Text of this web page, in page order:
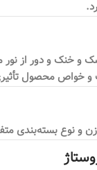
خنک و دور از نور
و خواص محصول
و نوع بسته‌بندی